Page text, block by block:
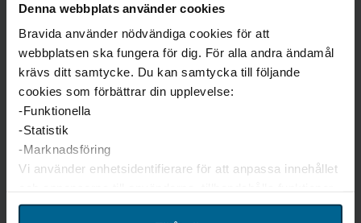
Denna webbplats använder cookies
Bravida använder nödvändiga cookies för att
webbplatsen ska fungera för dig. För alla andra ändamål
krävs ditt samtycke. Du kan samtycka till följande
cookies som förbättrar din upplevelse:
-Funktionella
-Statistik
-Marknadsföring
Vi använder enhetsidentifierare för att anpassa innehållet
för sociala medier och analysera vår trafik. Vi
Fredrik Ekström
Filiachef Entreprenad
fredrik.ekstrom@bravida.se
016-16 73 54
För beställning, support och
felanmälan